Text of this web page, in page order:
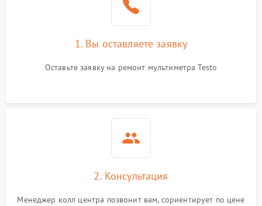
1. Вы оставляете заявку
Оставьте заявку на ремонт мультиметра Testo
2. Консультация
Менеджер колл центра позвонит вам, сориентирует по цене